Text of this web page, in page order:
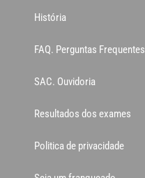
História
FAQ. Perguntas Frequentes
SAC. Ouvidoria
Resultados dos exames
Politica de privacidade